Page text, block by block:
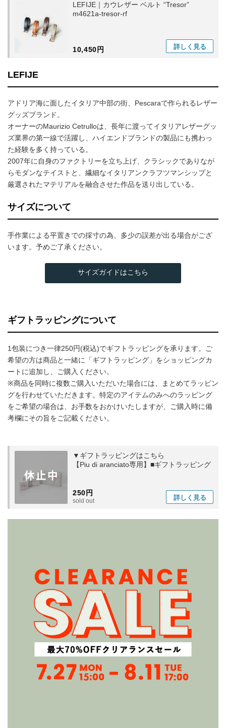
LEFIJE｜カウレザー ベルト “Tresor”
m4621a-tresor-rf
10,450円 詳しく 見る
LEFIJE
アドリア海に面したイタリア中部の街、Pescaraで作られるレザー
グッズブランド。
オーナーのMaurizio Cetrulloは、長年に渡ってイタリアレザーグッ
ズ業界の第一線で活躍し、ハイエンドブランドの製品にも携わっ
た経験を多く持っている。
2007年に自身のファクトリーを立ち上げ、クラシックでありなが
らモダンなテイストと、繊細なイタリアンクラフツマンシップと
厳選されたマテリアルを融合させた作品を送り出している。
サイズについて
手作業による平置きでの採寸の為、多少の誤差が出る場合がござ
います。予めご了承ください。
サイズガイドはこちら
ギフトラッピングについて
1包装につき一律250円(税込)でギフトラッピングを承ります。ご
希望の方は商品と一緒に「ギフトラッピング」をショッピングカ
ートに追加し、ご購入ください。
※商品を同時に複数ご購入いただいた場合には、まとめてラッピン
グを行わせていただきます。特定のアイテムのみへのラッピング
をご希望の場合は、お手数をおかけいたしますが、ご購入時に備
考欄にその旨をご記載ください。
▼ギフトラッピングはこちら
【Piu di aranciato専用】■ギフトラッピング
250円
sold out 詳しく 見る